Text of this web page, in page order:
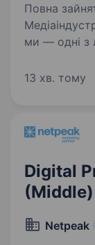
Повна
ми — одні з
13 хв. тому
Digital
(Middle)
Netpeak